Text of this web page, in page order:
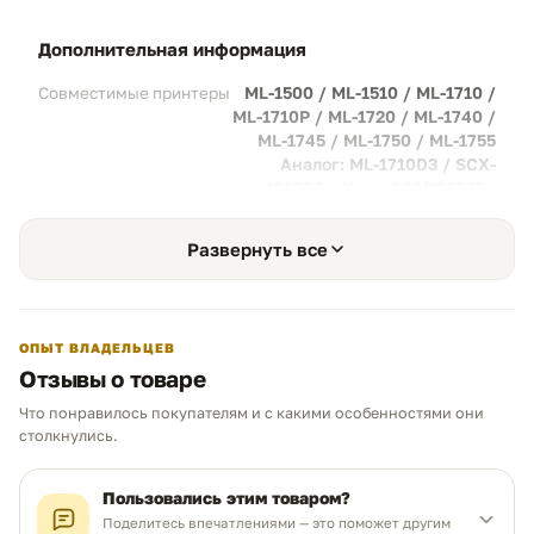
Честный выход:
Рациональное наполнение
бункера тонером гарантирует
соответствие заявленным
характеристикам.
02 Максимальная выгода
Рациональный выбор: Снижайте
стоимость каждой напечатанной страницы
баланс между ценой и качеством работы.
Эффективный бюджет:
профессиональный результат без лишних
переплат за торговую марку.
03 Глубокий черный цвет
дополнительная информация
Совместимые принтеры
ML-1500 / ML-1510 / ML-1710 /
ML-1710P / ML-1720 / ML-1740 /
ML-1745 / ML-1750 / ML-1755
Аналог: ML-1710D3 / SCX-
Развернуть все
ОПЫТ ВЛАДЕЛЬЦЕВ
Отзывы о товаре
Что понравилось покупателям и с какими особенностями они
столкнулись.
Пользовались этим товаром?
Поделитесь впечатлениями — это поможет другим
Ответим в рабочее время